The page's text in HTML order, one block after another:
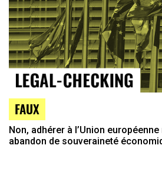
FAUX
Non, adhérer à l’Union européenne
abandon de souveraineté